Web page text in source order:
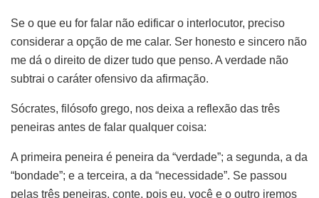
Se o que eu for falar não edificar o interlocutor, preciso
considerar a opção de me calar. Ser honesto e sincero não
me dá o direito de dizer tudo que penso. A verdade não
subtrai o caráter ofensivo da afirmação.
Sócrates, filósofo grego, nos deixa a reflexão das três
peneiras antes de falar qualquer coisa:
A primeira peneira é peneira da “verdade”; a segunda, a da
“bondade”; e a terceira, a da “necessidade”. Se passou
pelas três peneiras, conte, pois eu, você e o outro iremos